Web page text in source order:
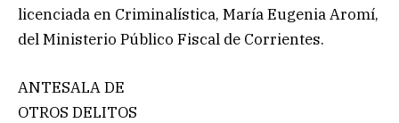
licenciada en Criminalística, María Eugenia Aromí,
del Ministerio Público Fiscal de Corrientes.
ANTESALA DE
OTROS DELITOS